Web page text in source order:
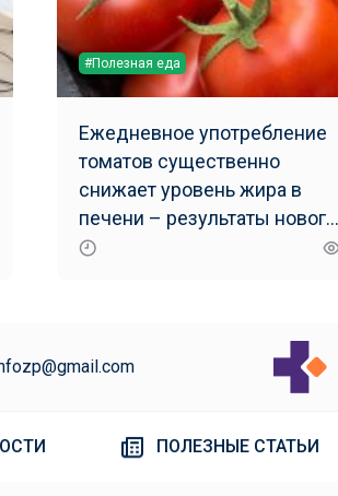
#Полезная еда
Ежедневное употребление
томатов существенно
снижает уровень жира в
печени – результаты нового
исследования
ПОЛЕЗНЫЕ СТАТЬИ